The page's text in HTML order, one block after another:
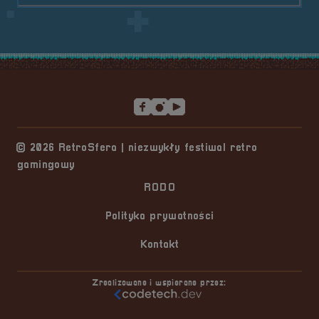
© 2026 RetroSfera | niezwykły festiwal retro
gamingowy
RODO
Polityka prywatności
Kontakt
Zrealizowane i wspierane przez: